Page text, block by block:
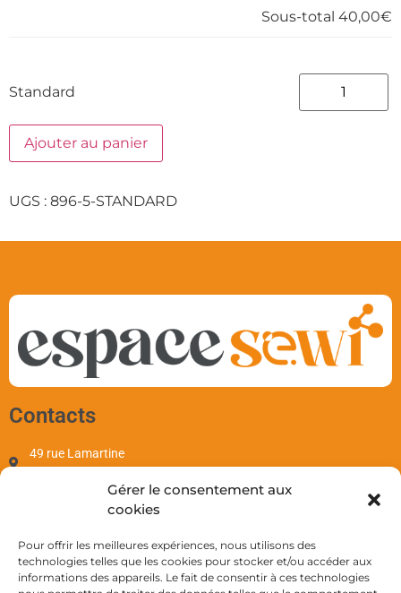
Gérer le consentement aux
cookies
Pour offrir les meilleures expériences, nous utilisons des
technologies telles que les cookies pour stocker et/ou accéder aux
informations des appareils. Le fait de consentir à ces technologies
Sous-total 40,00€
Standard
Ajouter au panier
UGS : 896-5-STANDARD
Contacts
49 rue Lamartine
contact@sewi.fr
+590 690 701 655
Mentions
Mentions Légales